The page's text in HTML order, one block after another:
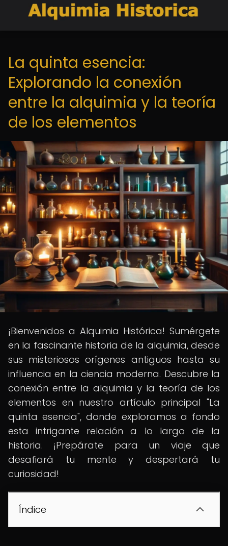
La quinta esencia:
Explorando la conexión
entre la alquimia y la teoría
de los elementos
¡Bienvenidos a Alquimia Histórica! Sumérgete
en la fascinante historia de la alquimia, desde
sus misteriosos orígenes antiguos hasta su
influencia en la ciencia moderna. Descubre la
conexión entre la alquimia y la teoría de los
elementos en nuestro artículo principal "La
quinta esencia", donde exploramos a fondo
esta intrigante relación a lo largo de la
historia. ¡Prepárate para un viaje que
desafiará tu mente y despertará tu
curiosidad!
Índice